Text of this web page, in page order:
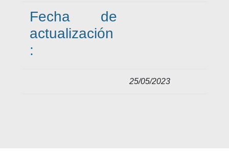
Fecha de
actualización
:
25/05/2023